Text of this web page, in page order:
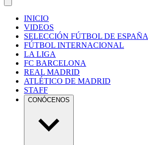
INICIO
VIDEOS
SELECCIÓN FÚTBOL DE ESPAÑA
FÚTBOL INTERNACIONAL
LA LIGA
FC BARCELONA
REAL MADRID
ATLÉTICO DE MADRID
STAFF
CONÓCENOS